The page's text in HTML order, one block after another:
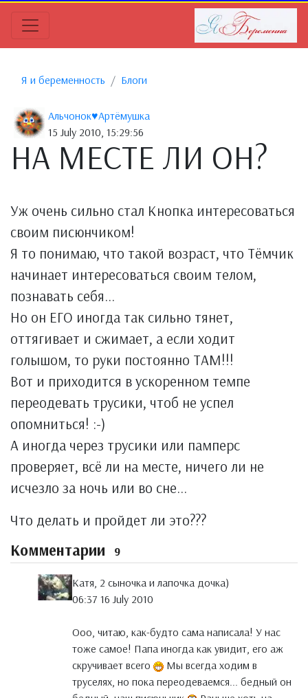
Я и беременность Блоги
Альчонок♥Артёмушка
15 July 2010, 15:29:56
НА МЕСТЕ ЛИ ОН?
Уж очень сильно стал Кнопка интересоваться
своим писюнчиком!
Я то понимаю, что такой возраст, что Тёмчик
начинает интересоваться своим телом,
познавать себя...
Но он ЕГО иногда так сильно тянет,
оттягивает и сжимает, а если ходит
голышом, то руки постоянно ТАМ!!!
Вот и приходится в ускоренном темпе
переодевать трусики, чтоб не успел
опомниться! :-)
А иногда через трусики или памперс
проверяет, всё ли на месте, ничего ли не
исчезло за ночь или во сне...
Что делать и пройдет ли это???
Комментарии 9
Катя, 2 сыночка и лапочка дочка)
06:37 16 July 2010
Ооо, читаю, как-будто сама написала! У нас
тоже самое! Папа иногда как увидит, его аж
скручивает всего
Мы всегда ходим в
труселях, но пока переодеваемся... бедный он